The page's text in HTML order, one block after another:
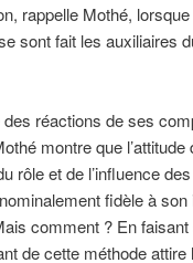
rappelle Mothé,
sont fait les auxiliaires
des réactions de ses
montre que l’attitude
rôle et de l’influence
fidèle à son
comment ? En
de cette méthode